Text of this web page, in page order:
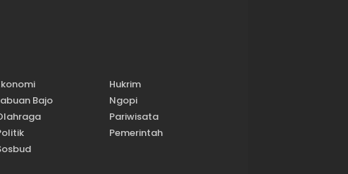
Hukrim
Bajo
Ngopi
Pariwisata
Pemerintah